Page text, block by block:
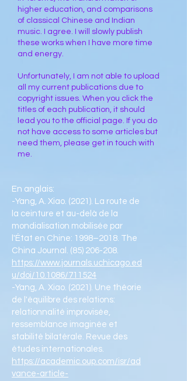
higher education, and comparisons
of classical Chinese and Indian
music. I agree. I will slowly publish
these works when I have more time
and energy.
Unfortunately, I am not able to upload
all my current publications due to
copyright issues. When you click the
titles of each publication, it should
lead you to the official page. If you do
not have access to some articles but
need them, please get in touch with
me.
En anglais:
-Yang, A. Xiao. (2021). La route de
la ceinture et au-delà de la
mondialisation mobilisée par
l'État en Chine: 1998–2018. The
China Journal. (85) 206-208.
https://www.journals.uchicago.ed
u/doi/10.1086/711524
-Yang, A. Xiao. (2021). Une théorie
de l'équilibre des relations:
relationnalité improvisée,
ressemblance imaginée et
stabilité bilatérale. Revue des
études internationales.
https://academic.oup.com/isr/ad
vance-article-